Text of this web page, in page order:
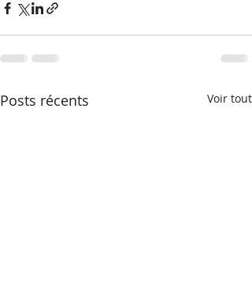
Posts récents Voir tout